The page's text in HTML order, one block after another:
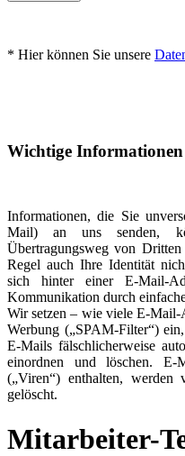
* Hier können Sie unsere
Wichtige
Informationen, die Sie
Mail) an uns senden,
Übertragungsweg von
Regel auch Ihre Identität
sich hinter einer E-Mail-
Kommunikation durch
Wir setzen – wie viele E-Mail-
Werbung („SPAM-Filter“)
E-Mails fälschlicherweise
einordnen und löschen. E-
(„Viren“) enthalten,
gelöscht.
Mitarbeiter-